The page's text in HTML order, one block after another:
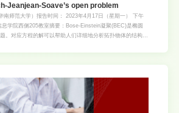
Jeanjean-Soave’s open problem
南师范大学）报告时间： 2023年4月17日（星期一） 下午
学院西侧205教室摘要：Bose-Einstein凝聚(BEC)是椭圆
。对应方程的解可以帮助人们详细地分析拓扑物体的结构和
一下跟合作者在这个公开问题方面的一些进展(成果涉及合
教授, Louis Jeanjean, 张建军教授)报告人简介：钟学秀，
学应用与交叉研究中心青年拔尖引进人才。研究方向为运用